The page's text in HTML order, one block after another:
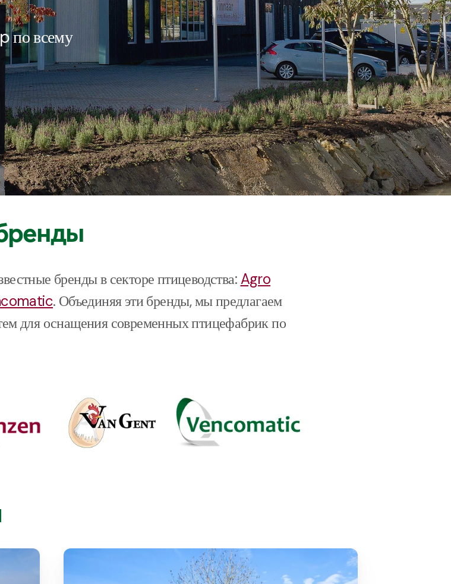
по всему
брендыв секторептицеводства:Agro
. Объединяя эти бренды, мы предлагаем
для оснащения современных птицефабрик по